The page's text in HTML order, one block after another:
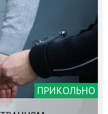
ПРИКОЛЬНО